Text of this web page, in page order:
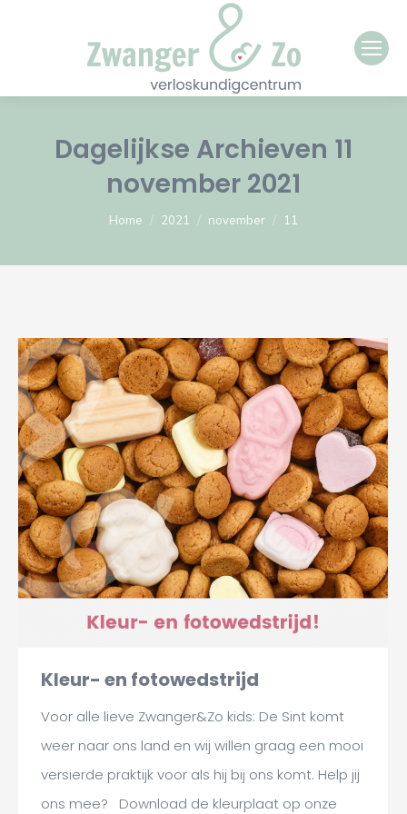
Dagelijkse Archieven 11
november 2021
Je bent hier:
Home 2021 november 11
Kleur- en fotowedstrijd
Voor alle lieve Zwanger&Zo kids: De Sint komt
weer naar ons land en wij willen graag een mooi
versierde praktijk voor als hij bij ons komt. Help jij
ons mee? Download de kleurplaat op onze